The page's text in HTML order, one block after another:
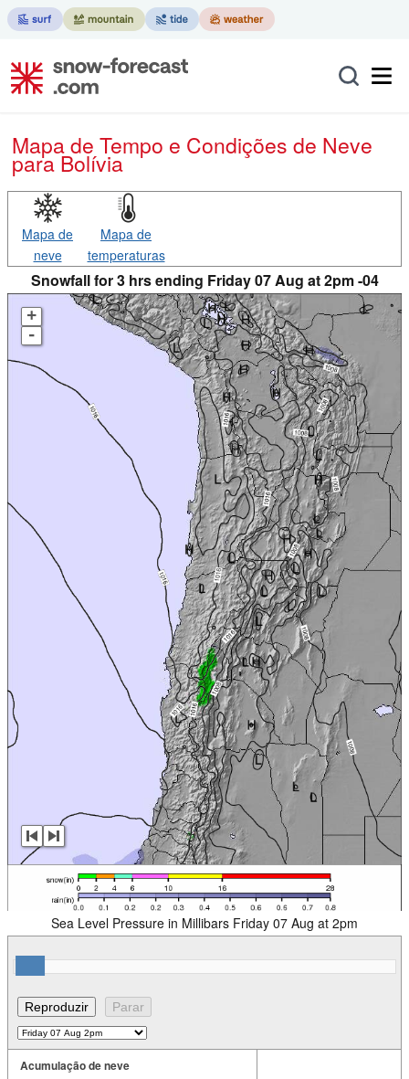
Mapa de Tempo e Condições de Neve
para Bolívia
Mapa de
neve
Mapa de
temperaturas
Snowfall for 3 hrs ending Friday 07 Aug at 2pm -04
+
-
Sea Level Pressure in Millibars Friday 07 Aug at 2pm
Acumulação de neve